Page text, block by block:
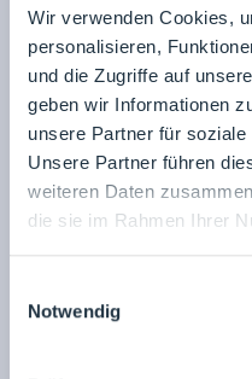
Wir verwenden Cookies,
personalisieren,
und die Zugriffe auf
geben wir Informationen
unsere Partner für
Unsere Partner führen
weiteren Daten
die sie im Rahmen Ihrer
Notwendig
Kretz + Wahl